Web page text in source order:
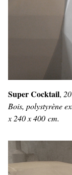
Super Cocktail,
Bois, polystyrène
x 240 x 400 cm.